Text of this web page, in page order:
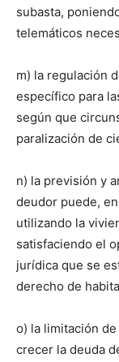
subasta,
telemáticos
m) la regulación
específico para
según que
paralización de
n) la previsión y
deudor puede,
utilizando la
satisfaciendo el
jurídica que se
derecho de
o) la limitación
crecer la deuda